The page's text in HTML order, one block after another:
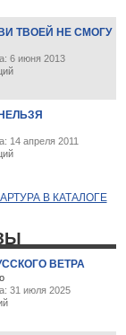
ТВОЕЙ НЕ СМОГУ
6 июня 2013
14 апреля 2011
В КАТАЛОГЕ
ВЕТРА
31 июля 2025